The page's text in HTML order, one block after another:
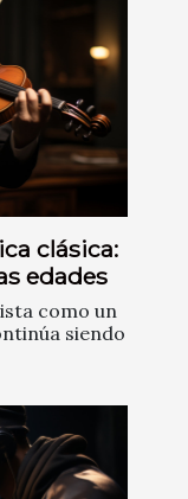
clásica:
edades
como un
siendo